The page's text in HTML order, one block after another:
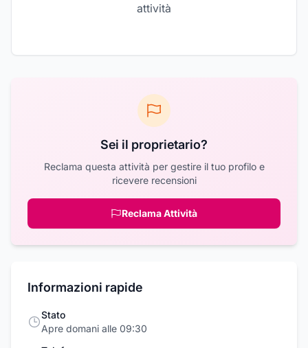
attività
Sei il proprietario?
Reclama questa attività per gestire il tuo profilo e
ricevere recensioni
Reclama Attività
Informazioni rapide
Stato
Apre domani alle 09:30